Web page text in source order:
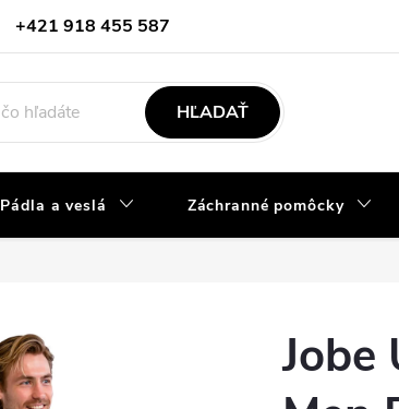
+421 918 455 587
info@vodacky-obchod.sk
HĽADAŤ
Pádla a veslá Záchranné pomôcky
Jobe